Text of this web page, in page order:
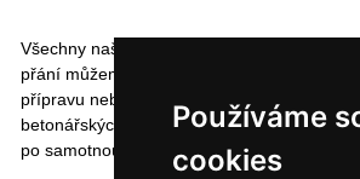
Používáme
cookies
Všechny naše výrobky můžeme dodat i s
přání můžeme provést jak prohlídku místa,
přípravu nebo vytvoření celého prostoru
betonářských prací, pokládky dlažby nebo
po samotnou montáž a instalaci zastřešení.